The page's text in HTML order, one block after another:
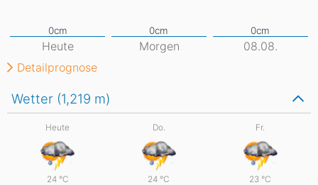
Wetter (1,219 m)
Heute
24 °C
Do.
24 °C
Fr.
23 °C
Heute Morgen
08.08.
Detailprognose